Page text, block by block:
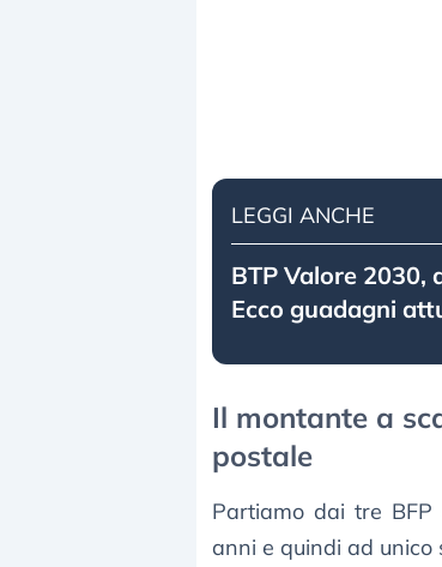
LEGGI ANCHE
BTP Valore 2030,
Ecco guadagni
Il montante a
postale
Partiamo dai tre BFP
anni e quindi ad unico